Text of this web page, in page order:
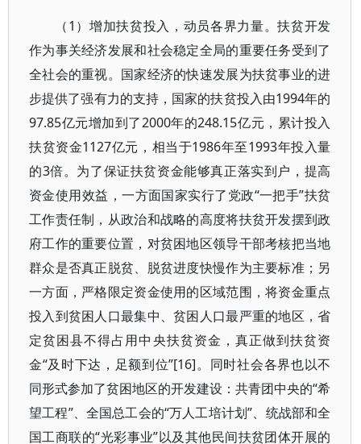
（1）增加扶贫投入，动员各界力量。扶贫开发
作为事关经济发展和社会稳定全局的重要任务受到了
全社会的重视。国家经济的快速发展为扶贫事业的进
步提供了强有力的支持，国家的扶贫投入由1994年的
97.85亿元增加到了2000年的248.15亿元，累计投入
扶贫资金1127亿元，相当于1986年至1993年投入量
的3倍。为了保证扶贫资金能够真正落实到户，提高
资金使用效益，一方面国家实行了党政“一把手”扶贫
工作责任制，从政治和战略的高度将扶贫开发摆到政
府工作的重要位置，对贫困地区领导干部考核把当地
群众是否真正脱贫、脱贫进度快慢作为主要标准；另
一方面，严格限定资金使用的区域范围，将资金重点
投入到贫困人口最集中、贫困人口最严重的地区，省
定贫困县不得占用中央扶贫资金，真正做到扶贫资
金“及时下达，足额到位”[16]。同时社会各界也以不
同形式参加了贫困地区的开发建设：共青团中央的“希
望工程”、全国总工会的“万人工培计划”、统战部和全
国工商联的“光彩事业”以及其他民间扶贫团体开展的